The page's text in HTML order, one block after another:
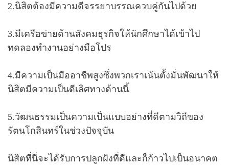
2.นิสิตต้องมีความดีจรรยาบรรณควบคู่กันไปด้วย
3.มีเครือข่ายด้านสังคมธุรกิจให้นักศึกษาได้เข้าไป
ทดลองทำงานอย่างมือโปร
4.มีความเป็นมืออาชีพสูงซึ่งพวกเราเน้นตั้งมั่นพัฒนาให้
นิสิตมีความเป็นดีเลิศทางด้านนี้
5.วัฒนธรรมเป็นความเป็นแบบอย่างที่ดีตามวิถีของ
รัตนโกสินทร์ในช่วงปัจจุบัน
นิสิตที่นี่จะได้รับการปลูกฝังที่ดีและก็ก้าวไปเป็นอนาคต